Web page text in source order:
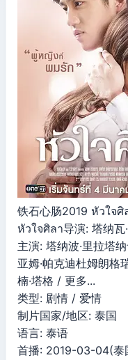
铁石心肠2019 หัวใจศิ
หัวใจศิลา导演: 塔纳瓦
主演: 塔纳波·里拉塔
亚姆·帕克迪杜姆朗格
楠·塔格 / 更多...
类型: 剧情 / 爱情
制片国家/地区: 泰国
语言: 泰语
首播: 2019-03-04(泰